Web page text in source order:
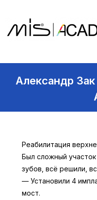
Александр
Реабилитация
Был сложный
зубов, всё решили,
— Установили 4
мост.